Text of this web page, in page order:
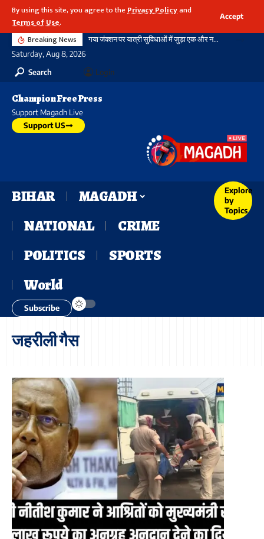
By using this site, you agree to thePrivacy Policyand
Terms of Use.
Accept
Breaking News गया जंक्शन पर यात्री सुविधाओं में जुड़ा एक और नया आयाम, बौद्ध स्तूप आकार की अराइवल बिल्डिंग में एक्सलेटर का शुभारंभ
Saturday, Aug 8, 2026
Search
Login
Champion Free Press
Support Magadh Live
Support US
BIHAR
MAGADH
NATIONAL
CRIME
POLITICS
SPORTS
World
Explore
by
Topics
Subscribe
जहरीली गैस